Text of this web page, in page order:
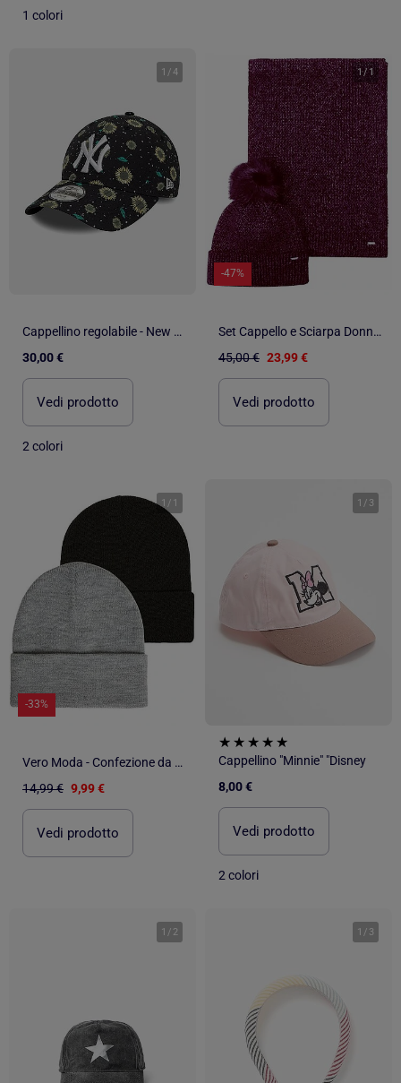
1 colori
1 /4
Cappellino regolabile - New Era
30,00 €
Vedi prodotto
2 colori
1/1
-47%
Set Cappello e Sciarpa Donna Kaporal
45,00 € 23,99 €
Vedi prodotto
1 / 1
-33%
Vero Moda - Confezione da 2 Cappelli Donna
14,99 € 9,99 €
Vedi prodotto
1 / 3
Cappellino "Minnie" "Disney
8,00 €
Vedi prodotto
2 colori
1 / 2 1 / 3